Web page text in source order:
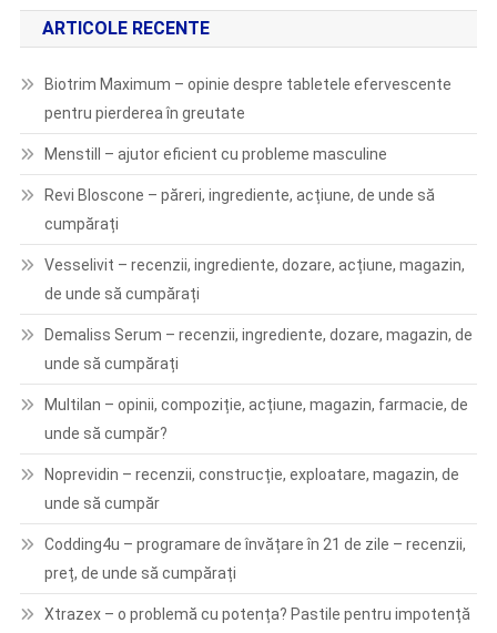
ARTICOLE RECENTE
Biotrim Maximum – opinie despre tabletele efervescente
pentru pierderea în greutate
Menstill – ajutor eficient cu probleme masculine
Revi Bloscone – păreri, ingrediente, acțiune, de unde să
cumpărați
Vesselivit – recenzii, ingrediente, dozare, acțiune, magazin,
de unde să cumpărați
Demaliss Serum – recenzii, ingrediente, dozare, magazin, de
unde să cumpărați
Multilan – opinii, compoziție, acțiune, magazin, farmacie, de
unde să cumpăr?
Noprevidin – recenzii, construcție, exploatare, magazin, de
unde să cumpăr
Codding4u – programare de învățare în 21 de zile – recenzii,
preț, de unde să cumpărați
Xtrazex – o problemă cu potența? Pastile pentru impotență